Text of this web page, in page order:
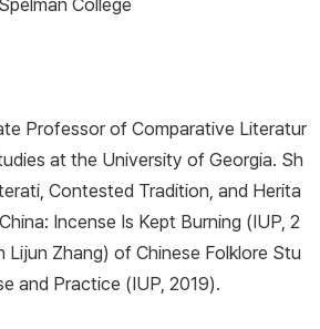
College
Professor of Comparative Literatur
at the University of Georgia. Sh
Contested Tradition, and Herita
Incense Is Kept Burning (IUP, 2
Lijun Zhang) of Chinese Folklore Stu
and Practice (IUP, 2019).